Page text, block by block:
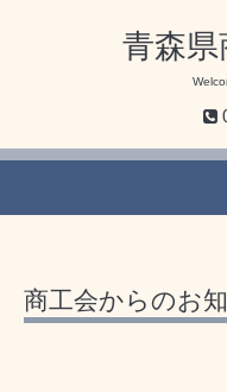
青森県
商工会からのお